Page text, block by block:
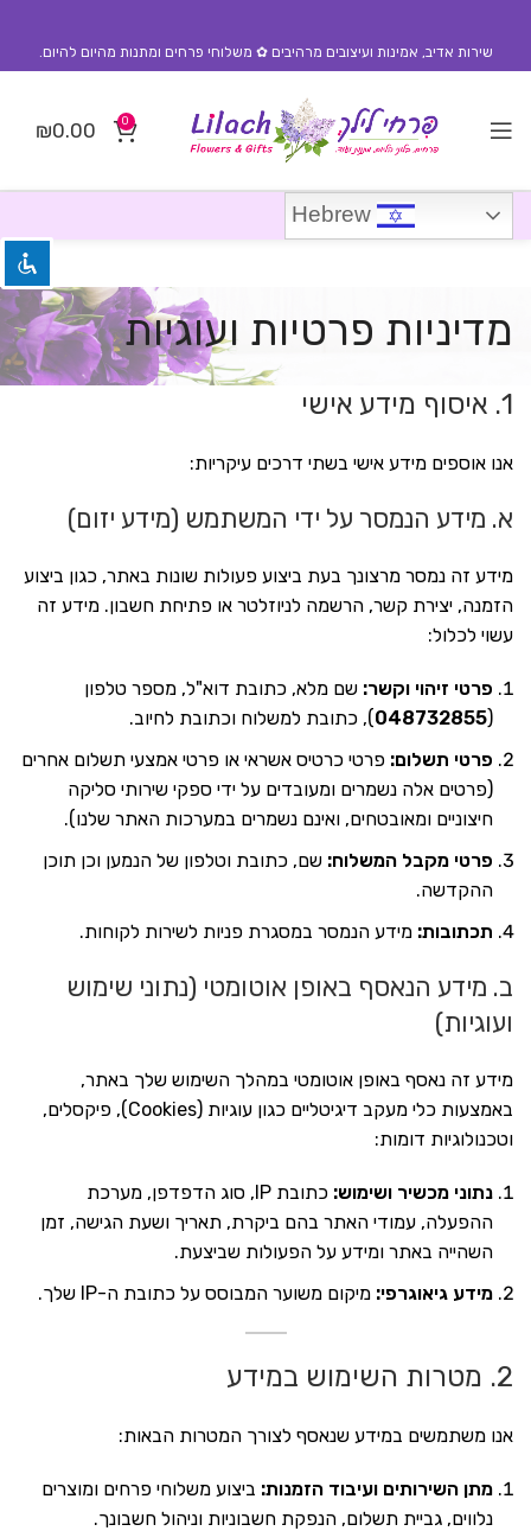
visibility_off השבת את ההבזקים
title סמן כותרות
settings צבע רקע
zoom_in זום (הגדלה)
remove_circle_outline הקטנת גופן
format_underlined הוסף קו תחתון לקישורים
font_download סמן קישורים
את
כל
האפשרויות
הצהרת נגישות
שירות אדיב, אמינות ועיצובים מרהיבים ✿ משלוחי פרחים ומתנות מהיום להיום.
0
₪0.00
מדיניות פרטיות ועוגיות
1. איסוף מידע אישי
אנו אוספים מידע אישי בשתי דרכים עיקריות:
א. מידע הנמסר על ידי המשתמש (מידע יזום)
מידע זה נמסר מרצונך בעת ביצוע פעולות שונות באתר, כגון ביצוע
הזמנה, יצירת קשר, הרשמה לניוזלטר או פתיחת חשבון. מידע זה
עשוי לכלול:
פרטי זיהוי וקשר: שם מלא, כתובת דוא"ל, מספר טלפון
(
048732855), כתובת למשלוח וכתובת לחיוב.
פרטי תשלום: פרטי כרטיס אשראי או פרטי אמצעי תשלום אחרים
(פרטים אלה נשמרים ומעובדים על ידי ספקי שירותי סליקה
חיצוניים ומאובטחים, ואינם נשמרים במערכות האתר שלנו).
פרטי מקבל המשלוח: שם, כתובת וטלפון של הנמען וכן תוכן
ההקדשה.
תכתובות: מידע הנמסר במסגרת פניות לשירות לקוחות.
ב. מידע הנאסף באופן אוטומטי (נתוני שימוש
ועוגיות)
מידע זה נאסף באופן אוטומטי במהלך השימוש שלך באתר,
באמצעות כלי מעקב דיגיטליים כגון עוגיות (Cookies), פיקסלים,
וטכנולוגיות דומות:
נתוני מכשיר ושימוש:
כתובת IP, סוג הדפדפן, מערכת
ההפעלה, עמודי האתר בהם ביקרת, תאריך ושעת הגישה, זמן
השהייה באתר ומידע על הפעולות שביצעת.
מידע גיאוגרפי: מיקום משוער המבוסס על כתובת ה-IP שלך.
2. מטרות השימוש במידע
אנו משתמשים במידע שנאסף לצורך המטרות הבאות:
מתן השירותים ועיבוד הזמנות: ביצוע משלוחי פרחים ומוצרים
נלווים, גביית תשלום, הנפקת חשבוניות וניהול חשבונך.